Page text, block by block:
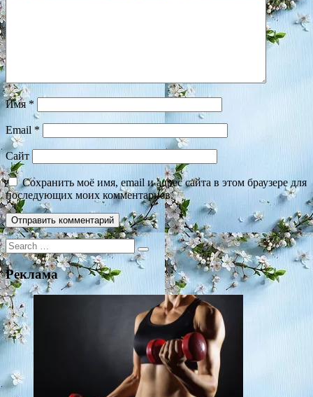
Имя *
Email *
Сайт
Сохранить моё имя, email и адрес сайта в этом браузере для
последующих моих комментариев.
Search
for:
Реклама